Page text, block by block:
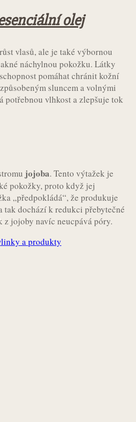
olej
vlasů, ale je také výbornou
náchylnou pokožku. Látky
pomáhat chránit kožní
sluncem a volnými
potřebnou vlhkost a zlepšuje tok
jojoba. Tento výtažek je
pokožky, proto když jej
„předpokládá“, že produkuje
tak dochází k redukci přebytečné
z jojoby navíc neucpává póry.